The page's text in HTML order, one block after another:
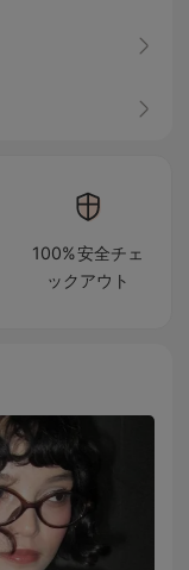
100%安全チェ
ックアウト